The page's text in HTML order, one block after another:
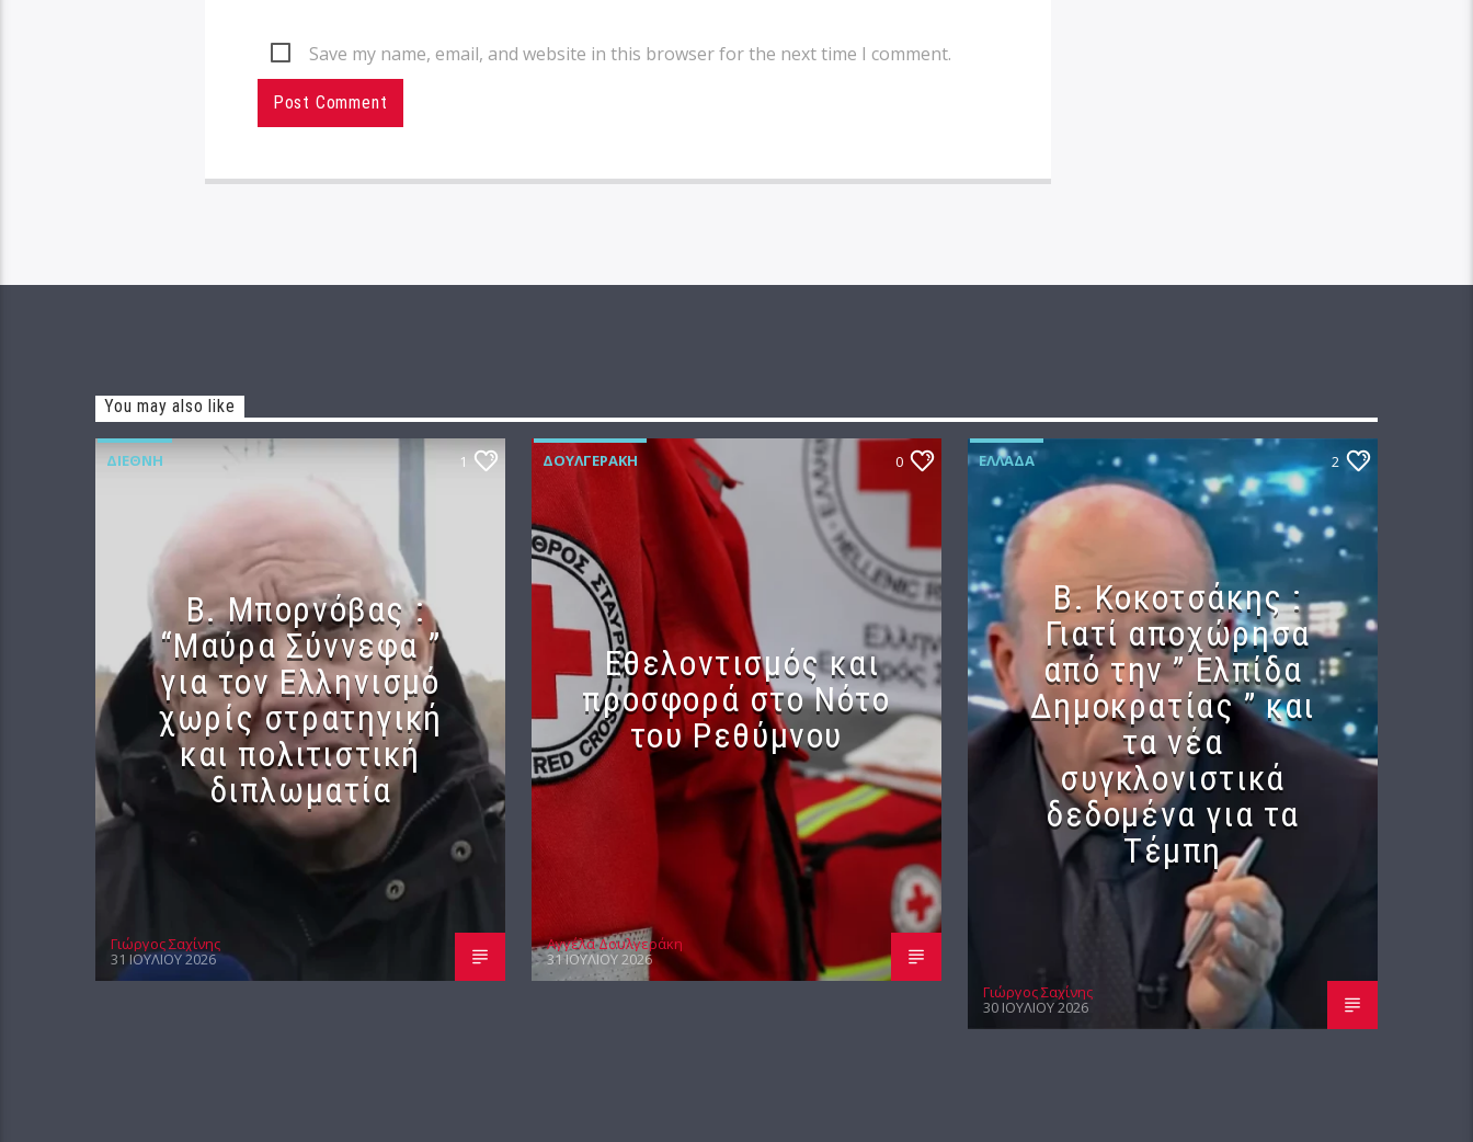
Save my name, email, and website in this browser for the next time I comment.
You may also like
ΔΙΕΘΝΉ 1
B. Μπορνόβας :
“Μαύρα Σύννεφα ”
για τον Ελληνισμό
χωρίς στρατηγική
και πολιτιστική
διπλωματία
Γιώργος Σαχίνης
31 ΙΟΥΛΊΟΥ 2026
ΔΟΥΛΓΕΡΆΚΗ 0
Εθελοντισμός και
προσφορά στο Νότο
του Ρεθύμνου
Αγγέλα Δουλγεράκη
31 ΙΟΥΛΊΟΥ 2026
ΕΛΛΆΔΑ 2
Β. Κοκοτσάκης :
Γιατί αποχώρησα
από την ” Ελπίδα
Δημοκρατίας ” και
τα νέα
συγκλονιστικά
δεδομένα για τα
Τέμπη
Γιώργος Σαχίνης
30 ΙΟΥΛΊΟΥ 2026